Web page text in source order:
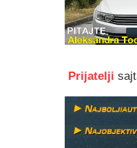
Prijatelji